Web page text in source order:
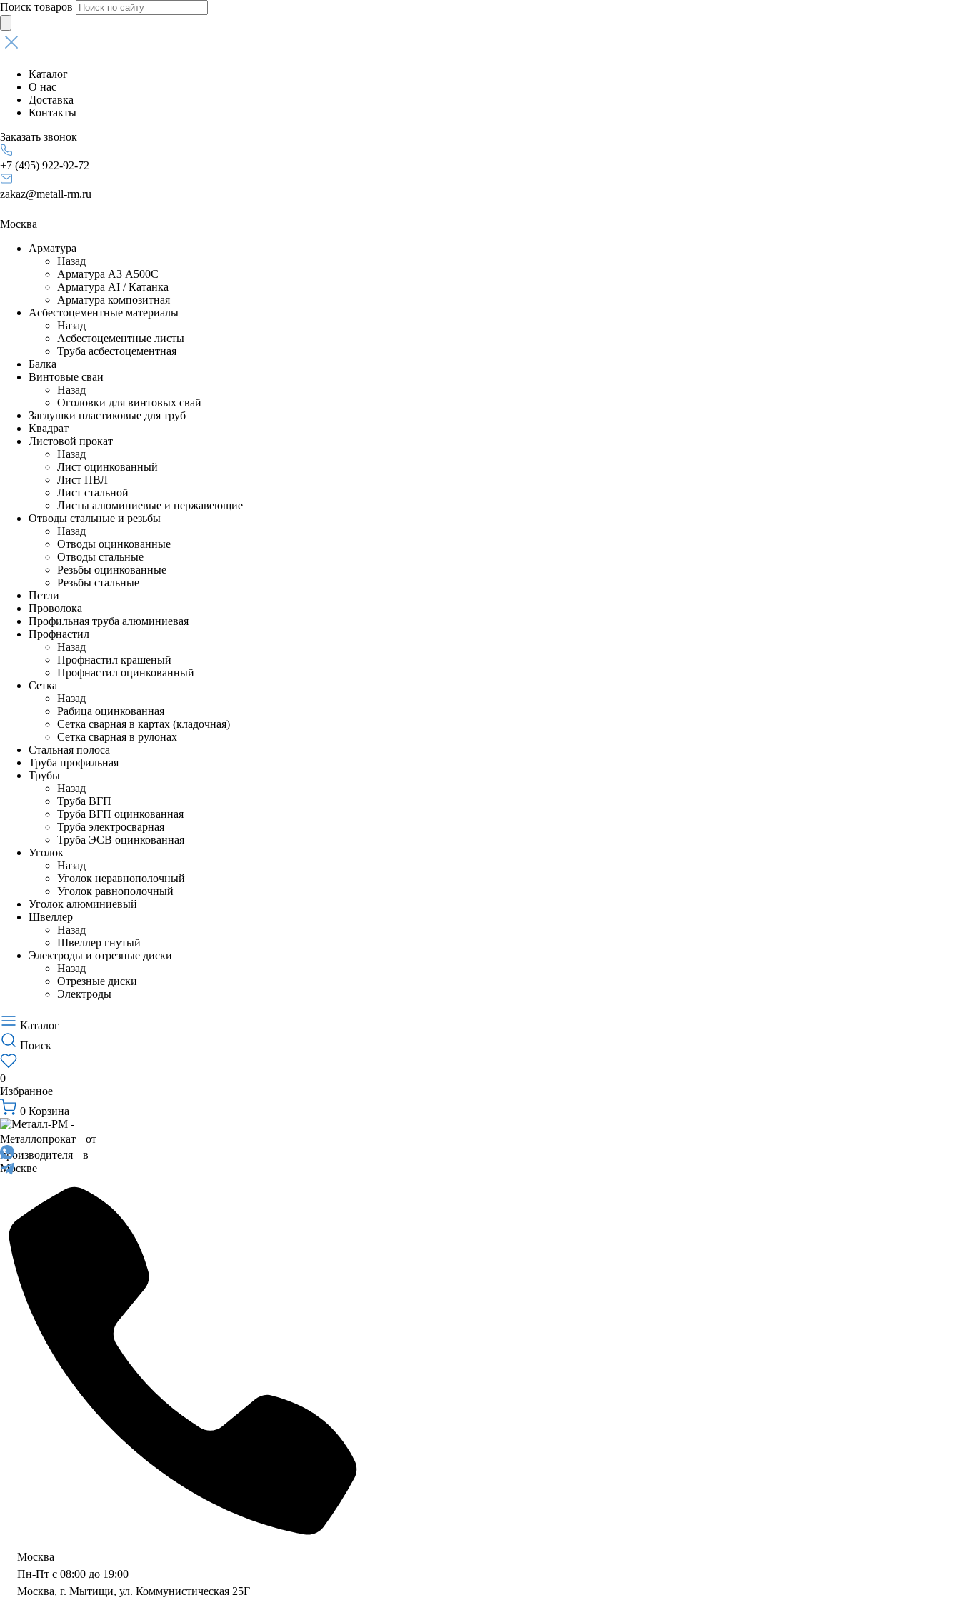
Поиск товаров
Каталог
О нас
Доставка
Контакты
Заказать звонок
+7 (495) 922-92-72
zakaz@metall-rm.ru
Москва
Арматура
Назад
Арматура А3 А500С
Арматура АI / Катанка
Арматура композитная
Асбестоцементные материалы
Назад
Асбестоцементные листы
Труба асбестоцементная
Балка
Винтовые сваи
Назад
Оголовки для винтовых свай
Заглушки пластиковые для труб
Квадрат
Листовой прокат
Назад
Лист оцинкованный
Лист ПВЛ
Лист стальной
Листы алюминиевые и нержавеющие
Отводы стальные и резьбы
Назад
Отводы оцинкованные
Отводы стальные
Резьбы оцинкованные
Резьбы стальные
Петли
Проволока
Профильная труба алюминиевая
Профнастил
Назад
Профнастил крашеный
Профнастил оцинкованный
Сетка
Назад
Рабица оцинкованная
Сетка сварная в картах (кладочная)
Сетка сварная в рулонах
Стальная полоса
Труба профильная
Трубы
Назад
Труба ВГП
Труба ВГП оцинкованная
Труба электросварная
Труба ЭСВ оцинкованная
Уголок
Назад
Уголок неравнополочный
Уголок равнополочный
Уголок алюминиевый
Швеллер
Назад
Швеллер гнутый
Электроды и отрезные диски
Назад
Отрезные диски
Электроды
Каталог
Поиск
0
Избранное
0 Корзина
Москва
Пн-Пт с 08:00 до 19:00
Москва, г. Мытищи, ул. Коммунистическая 25Г